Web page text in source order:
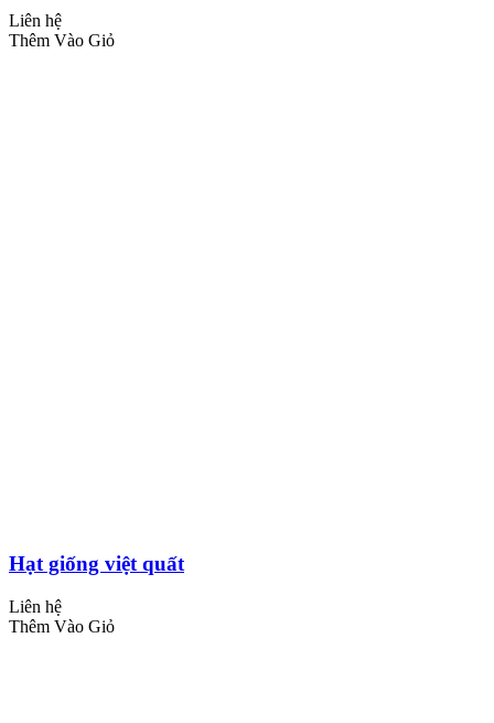
Liên hệ
Thêm Vào Giỏ
Hạt giống việt quất
Liên hệ
Thêm Vào Giỏ